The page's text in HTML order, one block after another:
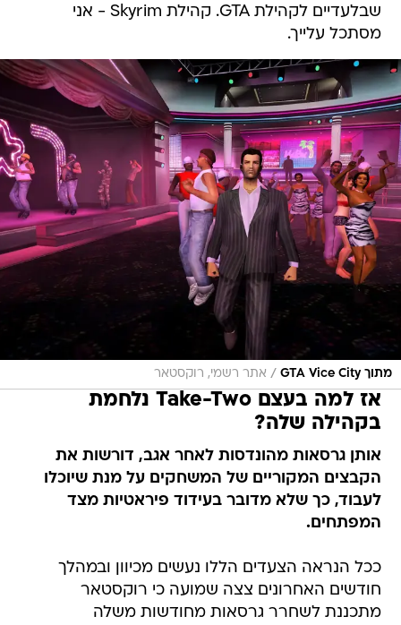
שבלעדיים לקהילת GTA. קהילת Skyrim - אני
מסתכל עלייך.
מתוך GTA Vice City / אתר רשמי, רוקסטאר
אז למה בעצם Take-Two נלחמת
בקהילה שלה?
אותן גרסאות מהונדסות לאחר אגב, דורשות את
הקבצים המקוריים של המשחקים על מנת שיוכלו
לעבוד, כך שלא מדובר בעידוד פיראטיות מצד
המפתחים.
ככל הנראה הצעדים הללו נעשים מכיוון ובמהלך
חודשים האחרונים צצה שמועה כי רוקסטאר
מתכננת לשחרר גרסאות מחודשות משלה